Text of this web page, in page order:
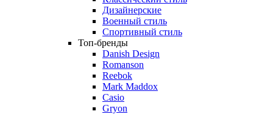
Дизайнерские
Военный стиль
Спортивный стиль
Топ-бренды
Danish Design
Romanson
Reebok
Mark Maddox
Casio
Gryon